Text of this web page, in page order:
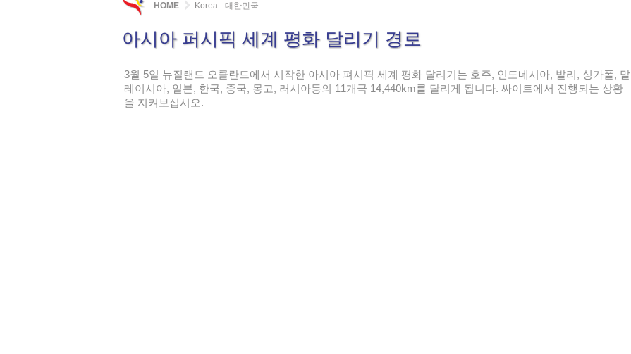
HOME Korea - 대한민국
아시아 퍼시픽 세계 평화 달리기 경로
3월 5일 뉴질랜드 오클란드에서 시작한 아시아 펴시픽 세계 평화 달리기는 호주, 인도네시아, 발리, 싱가폴, 말
레이시아, 일본, 한국, 중국, 몽고, 러시아등의 11개국 14,440km를 달리게 됩니다. 싸이트에서 진행되는 상황
을 지켜보십시오.